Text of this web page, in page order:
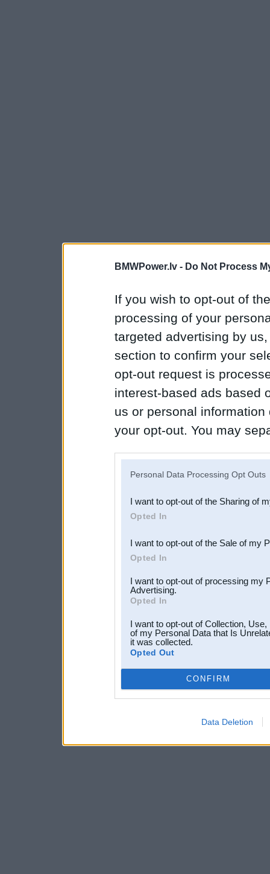
BMWPower.lv - Do Not Process
If you wish to opt-out of
processing of your
targeted advertising by
section to confirm your
opt-out request is
interest-based ads based
us or personal
your opt-out. You may
Downstream Participants
third parties.
Personal Data Processing Opt Outs
I want to opt-out of the Sharing of
Opted In
I want to opt-out of the Sale of my
Opted In
I want to opt-out of processing my
Advertising.
Opted In
I want to opt-out of Collection,
of my Personal Data that Is
it was collected.
Opted Out
CONFIRM
Data Deletion